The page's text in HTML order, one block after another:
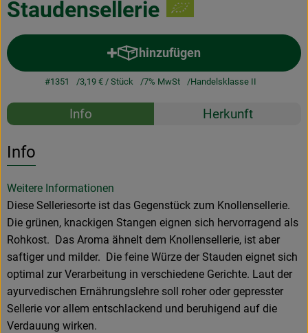
Über uns
Staudensellerie
hinzufügen
Produkt zum Warenkorb
#1351 3,19 € / Stück 7% MwSt Handelsklasse II
Rezepte
Info Herkunft
Info
Weitere Informationen
Diese Selleriesorte ist das Gegenstück zum Knollensellerie.
Die grünen, knackigen Stangen eignen sich hervorragend als
Rohkost. Das Aroma ähnelt dem Knollensellerie, ist aber
saftiger und milder. Die feine Würze der Stauden eignet sich
optimal zur Verarbeitung in verschiedene Gerichte. Laut der
ayurvedischen Ernährungslehre soll roher oder gepresster
Sellerie vor allem entschlackend und beruhigend auf die
Verdauung wirken.